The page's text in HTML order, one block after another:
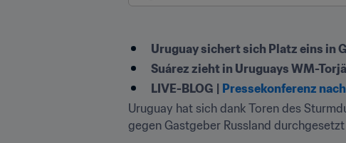
Uruguay sichert sich Platz eins in
Suárez zieht in Uruguays WM-
LIVE-BLOG | Pressekonferenz
Uruguay hat sich dank Toren des
gegen Gastgeber Russland